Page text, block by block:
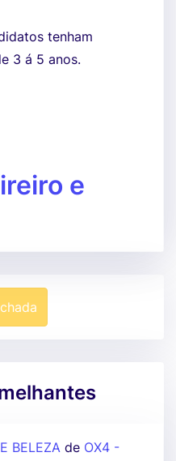
tenham
3 á 5 anos.
e
BELEZA de OX4 -